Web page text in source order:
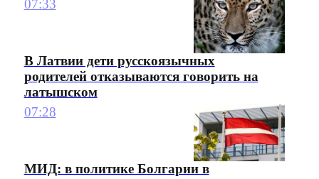
07:33
В Латвии дети русскоязычных
родителей отказываются говорить на
латышском
07:28
МИД: в политике Болгарии в